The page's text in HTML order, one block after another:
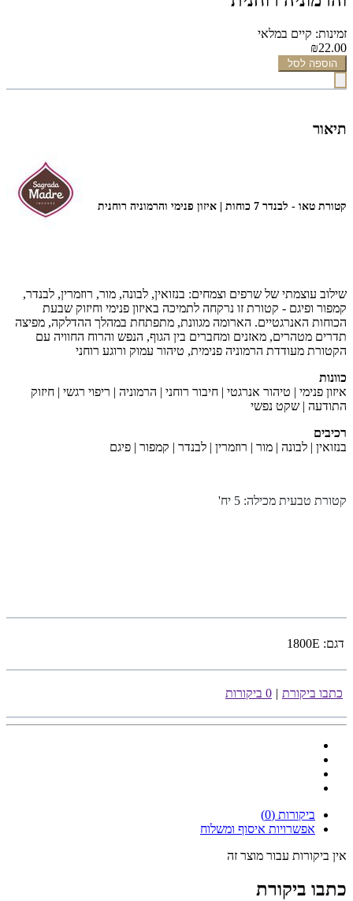
זמינות: קיים במלאי
₪22.00
הוספה לסל
תיאור
קטורת טאו - לבנדר 7 כוחות | איזון פנימי והרמוניה רוחנית
שילוב עוצמתי של שרפים וצמחים: בנזואין, לבונה, מור, רוזמרין, לבנדר,
קמפור ופיגם - קטורת זו נרקחה לתמיכה באיזון פנימי וחיזוק שבעת
הכוחות האנרגטיים. הארומה מגוונת, מתפתחת במהלך ההדלקה, מפיצה
תדרים מטהרים, מאזנים ומחברים בין הגוף, הנפש והרוח החוויה עם
הקטורת מעודדת הרמוניה פנימית, טיהור עמוק ורוגע רוחני
כוונות
איזון פנימי | טיהור אנרגטי | חיבור רוחני | הרמוניה | ריפוי רגשי | חיזוק
התודעה | שקט נפשי
רכיבים
בנזואין | לבונה | מור | רוזמרין | לבנדר | קמפור | פיגם
קטורת טבעית מכילה: 5 יח '
דגם: 1800E
כתבו ביקורת | 0 ביקורות
ביקורות (0)
אפשרויות איסוף ומשלוח
אין ביקורות עבור מוצר זה
כתבו ביקורת